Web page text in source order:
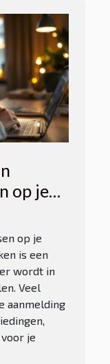
op je
op je
is een
wordt in
Veel
aanmelding
je